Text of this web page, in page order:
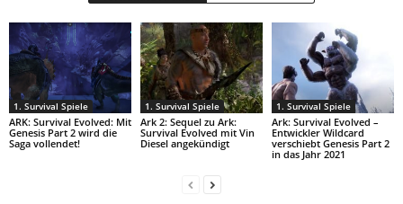
1. Survival Spiele
ARK: Survival Evolved: Mit
Genesis Part 2 wird die
Saga vollendet!
1. Survival Spiele
Ark 2: Sequel zu Ark:
Survival Evolved mit Vin
Diesel angekündigt
1. Survival Spiele
Ark: Survival Evolved –
Entwickler Wildcard
verschiebt Genesis Part 2
in das Jahr 2021